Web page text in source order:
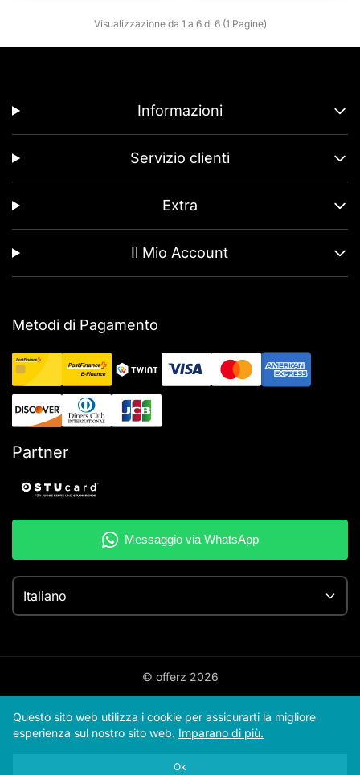
Visualizzazione da 1 a 6 di 6 (1 Pagine)
Informazioni
Servizio clienti
Extra
Il Mio Account
Metodi di Pagamento
Partner
Italiano
© offerz 2026
Questo sito web utilizza i cookie per assicurarti la migliore
esperienza sul nostro sito web. Imparano di più.
Ok